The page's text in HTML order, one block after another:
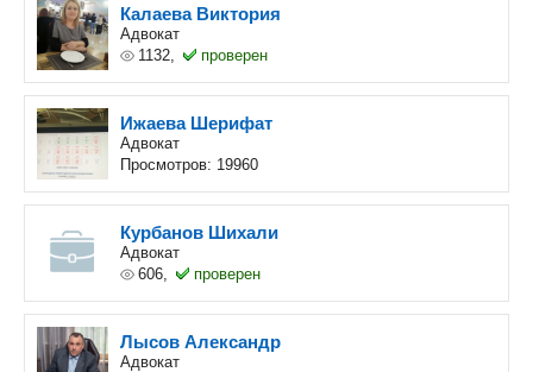
Калаева Виктория
Адвокат
1132,
проверен
Ижаева Шерифат
Адвокат
Просмотров: 19960
Курбанов Шихали
Адвокат
606,
проверен
Лысов Александр
Адвокат